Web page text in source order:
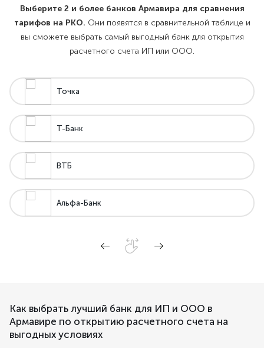
Выберите 2 и более банков Армавира для сравнения
тарифов на РКО. Они появятся в сравнительной таблице и
вы сможете выбрать самый выгодный банк для открытия
расчетного счета ИП или ООО.
Точка
Т-Банк
ВТБ
Альфа-Банк
Как выбрать лучший банк для ИП и ООО в
Армавире по открытию расчетного счета на
выгодных условиях